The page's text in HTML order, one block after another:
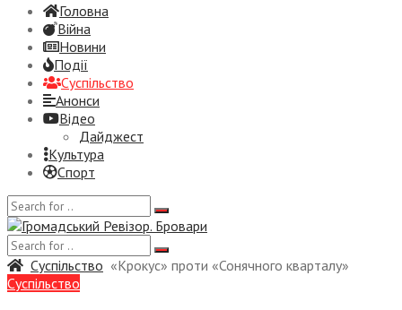
Головна
Війна
Новини
Події
Суспiльство
Анонси
Відео
Дайджест
Культура
Спорт
Суспiльство «Крокус» проти «Сонячного кварталу»
Суспiльство